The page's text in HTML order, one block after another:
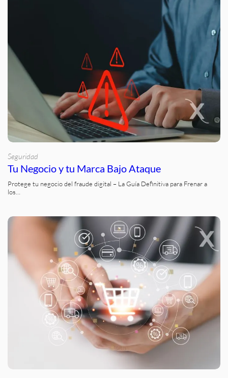
Seguridad
Tu Negocio y tu Marca Bajo Ataque
Protege tu negocio del fraude digital – La Guía Definitiva para Frenar a
los…